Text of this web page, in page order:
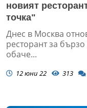
новият
точка"
Днес в Москва
ресторант за
обаче...
12 юни 22 313